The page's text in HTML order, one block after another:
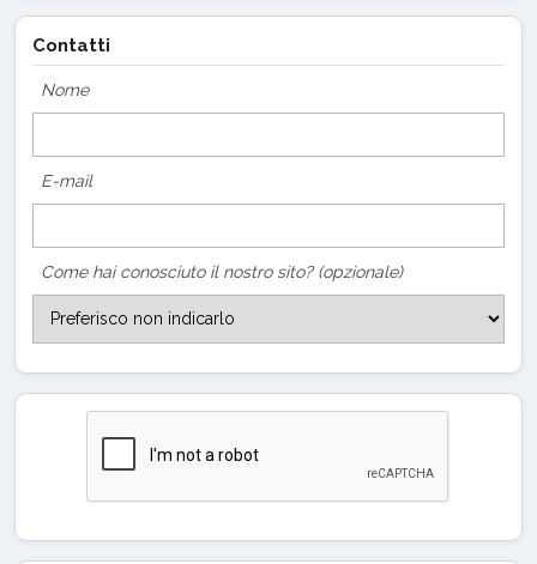
Contatti
Nome
E-mail
Come hai conosciuto il nostro sito? (opzionale)